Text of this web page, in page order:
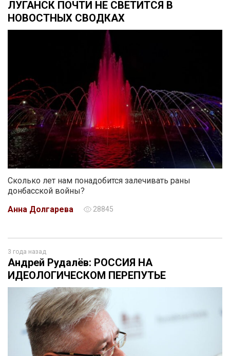
ЛУГАНСК ПОЧТИ НЕ СВЕТИТСЯ В
НОВОСТНЫХ СВОДКАХ
Сколько лет нам понадобится залечивать раны
донбасской войны?
Анна Долгарева
28845
3 года назад
Андрей Рудалёв: РОССИЯ НА
ИДЕОЛОГИЧЕСКОМ ПЕРЕПУТЬЕ